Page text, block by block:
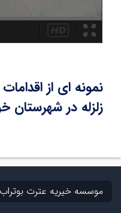
نمونه ای از
زلزله در شهرستان
موسسه خیریه عترت بوتراب